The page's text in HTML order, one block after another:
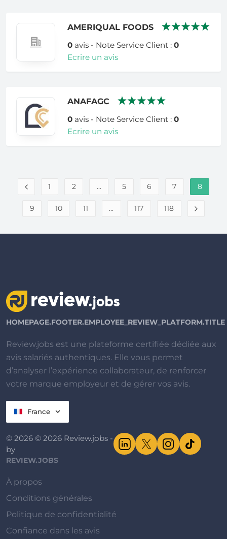
AMERIQUAL FOODS
0avis - Note Service Client : 0
Ecrire un avis
ANAFAGC
0avis - Note Service Client : 0
Ecrire un avis
1 2 ... 5 6 7 8
9 10 11 ... 117 118
HOMEPAGE.FOOTER.EMPLOYEE_REVIEW_PLATFORM.TITLE
Review.jobs est une plateforme certifiée dédiée aux
avis salariés authentiques. Elle vous permet
d’analyser l’expérience collaborateur, de renforcer
votre marque employeur et de gérer vos avis.
France
© 2026 © 2026 Review.jobs -
by
REVIEW.JOBS
À propos
Conditions générales
Politique de confidentialité
Confiance dans les avis